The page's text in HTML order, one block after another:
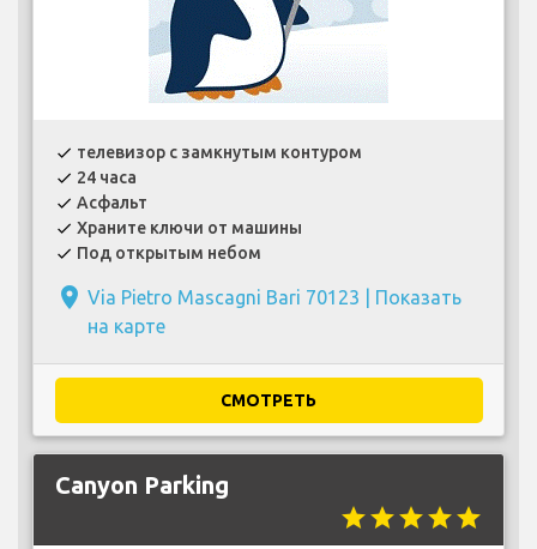
check телевизор с замкнутым контуром
check 24 часа
check Асфальт
check Храните ключи от машины
check Под открытым небом
place Via Pietro Mascagni Bari 70123 | Показать
на карте
СМОТРЕТЬ
Canyon Parking
starstarstarstarstar